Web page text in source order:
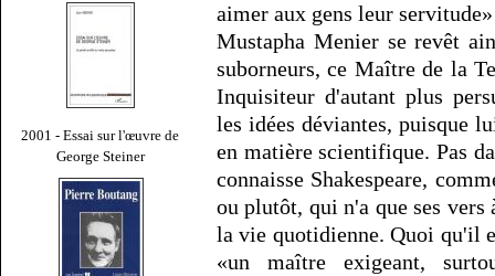
2001 - Essai sur l'œuvre de
George Steiner
aimer aux gens leur
Mustapha Menier se revêt
suborneurs, ce Maître de la
Inquisiteur d'autant plus
les idées déviantes, puisque
en matière scientifique. Pas
connaisse Shakespeare,
ou plutôt, qui n'a que ses vers
la vie quotidienne. Quoi qu'il
«un maître exigeant,